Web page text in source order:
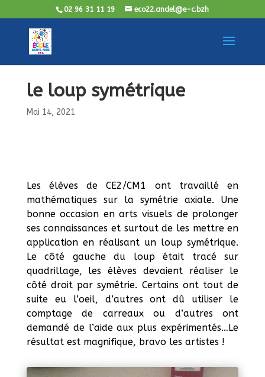
02 96 31 11 19 eco22.andel@e-c.bzh
le loup symétrique
Mai 14, 2021
Les élèves de CE2/CM1 ont travaillé en
mathématiques sur la symétrie axiale. Une
bonne occasion en arts visuels de prolonger
ses connaissances et surtout de les mettre en
application en réalisant un loup symétrique.
Le côté gauche du loup était tracé sur
quadrillage, les élèves devaient réaliser le
côté droit par symétrie. Certains ont tout de
suite eu l’oeil, d’autres ont dû utiliser le
comptage de carreaux ou d’autres ont
demandé de l’aide aux plus expérimentés…Le
résultat est magnifique, bravo les artistes !